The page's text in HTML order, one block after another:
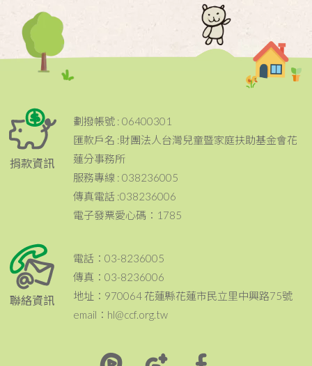
捐款資訊
劃撥帳號 : 06400301
匯款戶名 :財團法人台灣兒童暨家庭扶助基金會花
蓮分事務所
服務專線 : 038236005
傳真電話 :038236006
電子發票愛心碼：1785
聯絡資訊
電話：03-8236005
傳真：03-8236006
地址：970064 花蓮縣花蓮市民立里中興路75號
email：hl@ccf.org.tw